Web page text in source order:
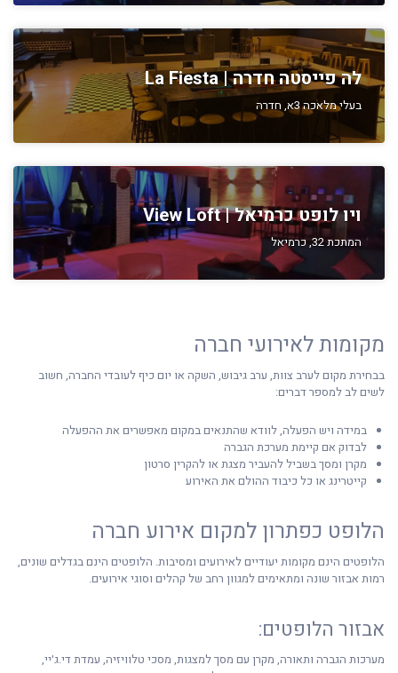
לה פייסטה חדרה | La Fiesta
בעלי מלאכה 3א, חדרה
ויו לופט כרמיאל | View Loft
המתכת 32, כרמיאל
מקומות לאירועי חברה
בבחירת מקום לערב צוות, ערב גיבוש, השקה או יום כיף לעובדי החברה, חשוב
לשים לב למספר דברים:
במידה ויש הפעלה, לוודא שהתנאים במקום מאפשרים את ההפעלה
לבדוק אם קיימת מערכת הגברה
מקרן ומסך בשביל להעביר מצגת או להקרין סרטון
קייטרינג או כל כיבוד ההולם את האירוע
הלופט כפתרון למקום אירוע חברה
הלופטים הינם מקומות יעודיים לאירועים ומסיבות. הלופטים הינם בגדלים שונים,
רמות אבזור שונה ומתאימים למגוון רחב של קהלים וסוגי אירועים.
אבזור הלופטים:
מערכות הגברה ותאורה, מקרן עם מסך למצגות, מסכי טלוויזיה, עמדת די.ג׳יי,